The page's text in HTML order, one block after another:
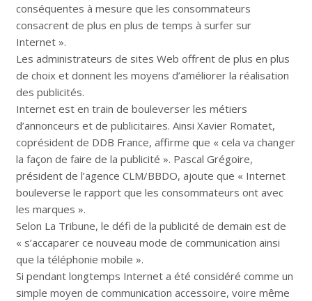
conséquentes à mesure que les consommateurs
consacrent de plus en plus de temps à surfer sur
Internet ».
Les administrateurs de sites Web offrent de plus en plus
de choix et donnent les moyens d’améliorer la réalisation
des publicités.
Internet est en train de bouleverser les métiers
d’annonceurs et de publicitaires. Ainsi Xavier Romatet,
coprésident de DDB France, affirme que « cela va changer
la façon de faire de la publicité ». Pascal Grégoire,
président de l’agence CLM/BBDO, ajoute que « Internet
bouleverse le rapport que les consommateurs ont avec
les marques ».
Selon La Tribune, le défi de la publicité de demain est de
« s’accaparer ce nouveau mode de communication ainsi
que la téléphonie mobile ».
Si pendant longtemps Internet a été considéré comme un
simple moyen de communication accessoire, voire même